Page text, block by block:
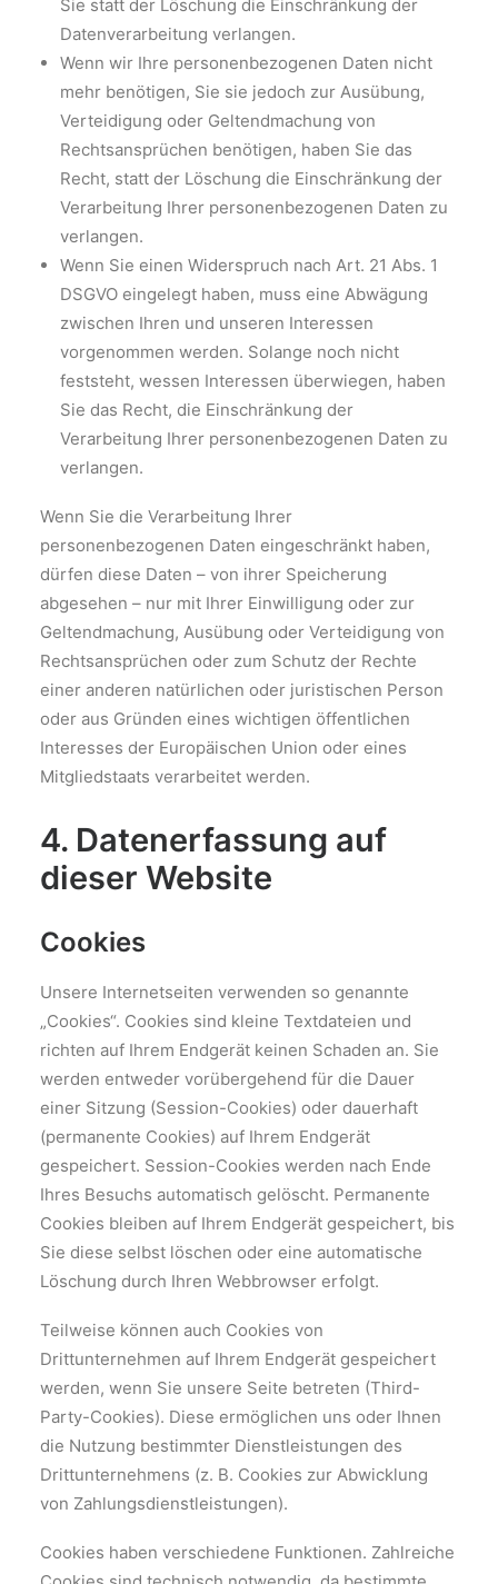
Sie statt der Löschung die Einschränkung der
Datenverarbeitung verlangen.
Wenn wir Ihre personenbezogenen Daten nicht
mehr benötigen, Sie sie jedoch zur Ausübung,
Verteidigung oder Geltendmachung von
Rechtsansprüchen benötigen, haben Sie das
Recht, statt der Löschung die Einschränkung der
Verarbeitung Ihrer personenbezogenen Daten zu
verlangen.
Wenn Sie einen Widerspruch nach Art. 21 Abs. 1
DSGVO eingelegt haben, muss eine Abwägung
zwischen Ihren und unseren Interessen
vorgenommen werden. Solange noch nicht
feststeht, wessen Interessen überwiegen, haben
Sie das Recht, die Einschränkung der
Verarbeitung Ihrer personenbezogenen Daten zu
verlangen.
Wenn Sie die Verarbeitung Ihrer
personenbezogenen Daten eingeschränkt haben,
dürfen diese Daten – von ihrer Speicherung
abgesehen – nur mit Ihrer Einwilligung oder zur
Geltendmachung, Ausübung oder Verteidigung von
Rechtsansprüchen oder zum Schutz der Rechte
einer anderen natürlichen oder juristischen Person
oder aus Gründen eines wichtigen öffentlichen
Interesses der Europäischen Union oder eines
Mitgliedstaats verarbeitet werden.
4. Datenerfassung auf
dieser Website
Cookies
Unsere Internetseiten verwenden so genannte
„Cookies“. Cookies sind kleine Textdateien und
richten auf Ihrem Endgerät keinen Schaden an. Sie
werden entweder vorübergehend für die Dauer
einer Sitzung (Session-Cookies) oder dauerhaft
(permanente Cookies) auf Ihrem Endgerät
gespeichert. Session-Cookies werden nach Ende
Ihres Besuchs automatisch gelöscht. Permanente
Cookies bleiben auf Ihrem Endgerät gespeichert, bis
Sie diese selbst löschen oder eine automatische
Löschung durch Ihren Webbrowser erfolgt.
Teilweise können auch Cookies von
Drittunternehmen auf Ihrem Endgerät gespeichert
werden, wenn Sie unsere Seite betreten (Third-
Party-Cookies). Diese ermöglichen uns oder Ihnen
die Nutzung bestimmter Dienstleistungen des
Drittunternehmens (z. B. Cookies zur Abwicklung
von Zahlungsdienstleistungen).
Cookies haben verschiedene Funktionen. Zahlreiche